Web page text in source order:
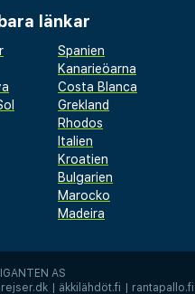
länkar
Spanien
Kanarieöarna
Costa Blanca
Grekland
Rhodos
Italien
Kroatien
Bulgarien
Marocko
Madeira
AS
| äkkilähdöt.fi | rantapallo.fi